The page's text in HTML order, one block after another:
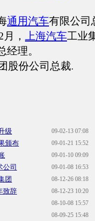
通用汽车有限公司
月， 上海汽车工业
经理。
股份公司总裁.
09-02-13 07:08
级
09-01-21 15:52
颁布
09-01-10 09:09
09-01-08 16:53
公司
08-12-26 08:18
团
08-12-23 10:20
致辞
08-10-08 15:57
08-09-25 15:48